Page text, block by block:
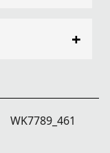
+
WK7789_461